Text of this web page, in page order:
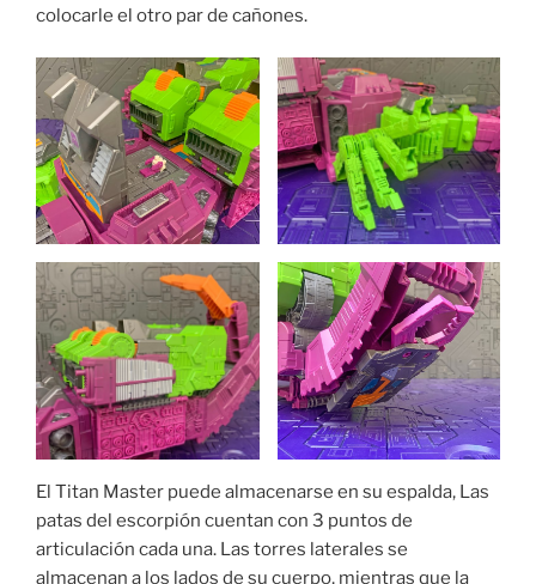
colocarle el otro par de cañones.
El Titan Master puede almacenarse en su espalda, Las
patas del escorpión cuentan con 3 puntos de
articulación cada una. Las torres laterales se
almacenan a los lados de su cuerpo, mientras que la